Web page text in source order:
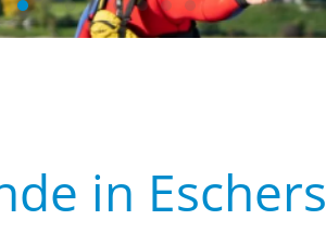
Wasserwacht Marktoberdorf
in Eschers